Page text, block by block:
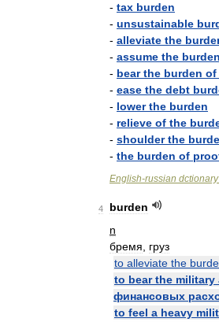
- tax burden
- unsustainable
- alleviate the
- assume the
- bear the burden of
- ease the debt
- lower the burden
- relieve of the
- shoulder the
- the burden of
English-russian dctionary
4
burden
n
бремя
груз
to alleviate the
to bear the military
финансовых
to feel a heavy